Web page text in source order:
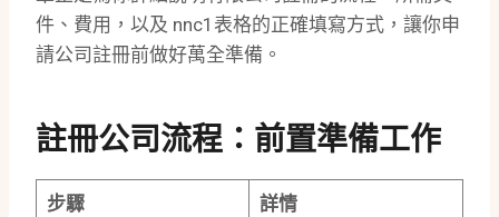
件、費用，以及 nnc1表格的正確填寫方式，讓你申
請公司註冊前做好萬全準備。
註冊公司流程：前置準備工作
步驟 詳情